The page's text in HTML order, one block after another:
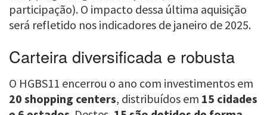
participação). O impacto dessa última aquisição
será refletido nos indicadores de janeiro de 2025.
Carteira diversificada e robusta
O HGBS11 encerrou o ano com investimentos em
20 shopping centers, distribuídos em 15 cidades